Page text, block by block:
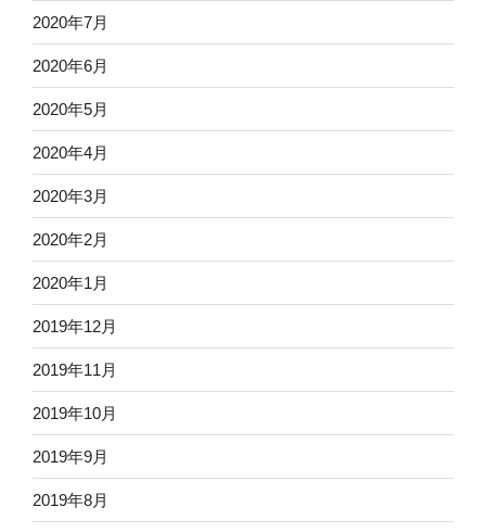
2020年7月
2020年6月
2020年5月
2020年4月
2020年3月
2020年2月
2020年1月
2019年12月
2019年11月
2019年10月
2019年9月
2019年8月